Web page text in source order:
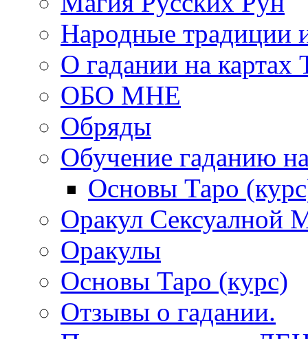
Народные традиции
О гадании на картах
ОБО МНЕ
Обряды
Обучение гаданию
Основы Таро
Оракул Сексуалной
Оракулы
Основы Таро (курс)
Отзывы о гадании.